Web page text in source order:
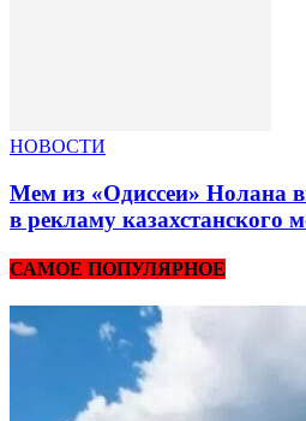
НОВОСТИ
Мем из «Одиссеи» Нолана
в рекламу казахстанского
САМОЕ ПОПУЛЯРНОЕ